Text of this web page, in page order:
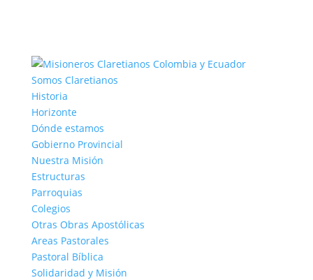
Somos Claretianos
Historia
Horizonte
Dónde estamos
Gobierno Provincial
Nuestra Misión
Estructuras
Parroquias
Colegios
Otras Obras Apostólicas
Areas Pastorales
Pastoral Bíblica
Solidaridad y Misión